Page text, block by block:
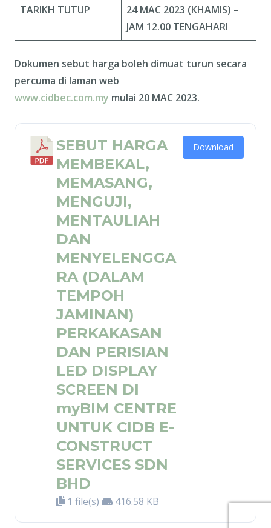
TARIKH TUTUP
24 MAC 2023 (KHAMIS) –
JAM 12.00 TENGAHARI
Dokumen sebut harga boleh dimuat turun secara
percuma di laman web
www.cidbec.com.my mulai 20 MAC 2023.
SEBUT HARGA
MEMBEKAL,
MEMASANG,
MENGUJI,
MENTAULIAH
DAN
MENYELENGGA
RA (DALAM
TEMPOH
JAMINAN)
PERKAKASAN
DAN PERISIAN
LED DISPLAY
SCREEN DI
myBIM CENTRE
UNTUK CIDB E-
CONSTRUCT
SERVICES SDN
BHD
1 file(s) 416.58 KB
Download